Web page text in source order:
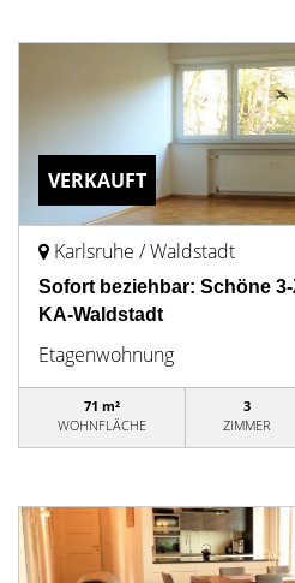
VERKAUFT
Karlsruhe / Waldstadt
Sofort beziehbar: Schöne
KA-Waldstadt
Etagenwohnung
71 m²
WOHNFLÄCHE
3
ZIMMER